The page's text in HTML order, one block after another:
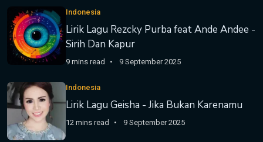
Indonesia
Lirik Lagu Rezcky Purba feat Ande Andee -
Sirih Dan Kapur
9 mins read 9 September 2025
Indonesia
Lirik Lagu Geisha - Jika Bukan Karenamu
12 mins read 9 September 2025